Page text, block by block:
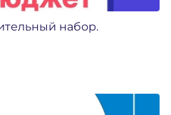
набор.